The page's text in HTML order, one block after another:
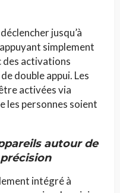
jusqu’à
simplement
des activations
double appui. Les
activées via
les personnes soient
autour de
intégré à